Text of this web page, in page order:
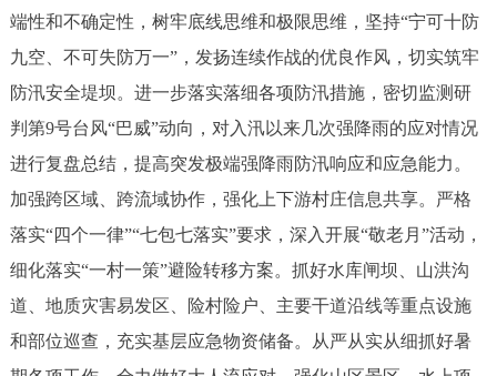
端性和不确定性，树牢底线思维和极限思维，坚持“宁可十防
九空、不可失防万一”，发扬连续作战的优良作风，切实筑牢
防汛安全堤坝。进一步落实落细各项防汛措施，密切监测研
判第9号台风“巴威”动向，对入汛以来几次强降雨的应对情况
进行复盘总结，提高突发极端强降雨防汛响应和应急能力。
加强跨区域、跨流域协作，强化上下游村庄信息共享。严格
落实“四个一律”“七包七落实”要求，深入开展“敬老月”活动，
细化落实“一村一策”避险转移方案。抓好水库闸坝、山洪沟
道、地质灾害易发区、险村险户、主要干道沿线等重点设施
和部位巡查，充实基层应急物资储备。从严从实从细抓好暑